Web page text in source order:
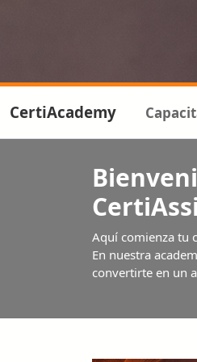
CertiAcademy
Aquí comienza tu
En nuestra
convertirte en un